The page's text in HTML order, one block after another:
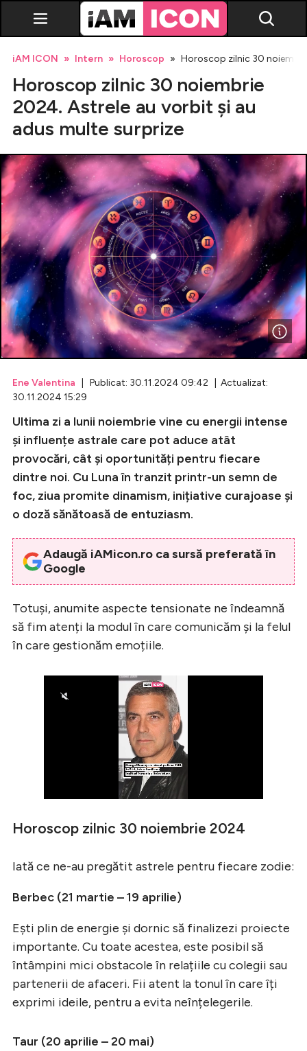
Breaking news
Evenimente
Emisiuni TV
Horoscop
Lifestyle
Celebrități
Creează cont
iAM ICON Intern Horoscop Horoscop zilnic 30
Horoscop zilnic 30 noiembrie
2024. Astrele au vorbit și au
adus multe surprize
Ene Valentina | Publicat: 30.11.2024 09:42 | Actualizat:
30.11.2024 15:29
Ultima zi a lunii noiembrie vine cu energii intense
și influențe astrale care pot aduce atât
provocări, cât și oportunități pentru fiecare
dintre noi. Cu Luna în tranzit printr-un semn de
foc, ziua promite dinamism, inițiative curajoase și
o doză sănătoasă de entuziasm.
Adaugă iAMicon.ro ca sursă preferată în
Google
Totuși, anumite aspecte tensionate ne îndeamnă
să fim atenți la modul în care comunicăm și la felul
în care gestionăm emoțiile.
Horoscop zilnic 30 noiembrie 2024
Iată ce ne-au pregătit astrele pentru fiecare zodie:
Berbec (21 martie – 19 aprilie)
Ești plin de energie și dornic să finalizezi proiecte
importante. Cu toate acestea, este posibil să
întâmpini mici obstacole în relațiile cu colegii sau
partenerii de afaceri. Fii atent la tonul în care îți
exprimi ideile, pentru a evita neînțelegerile.
Taur (20 aprilie – 20 mai)